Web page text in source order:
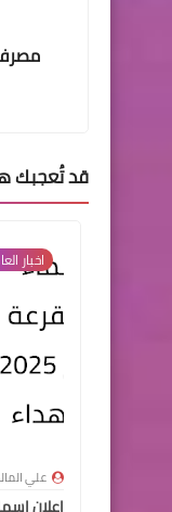
قد تُعجبك
اخبار
علي
اعلان